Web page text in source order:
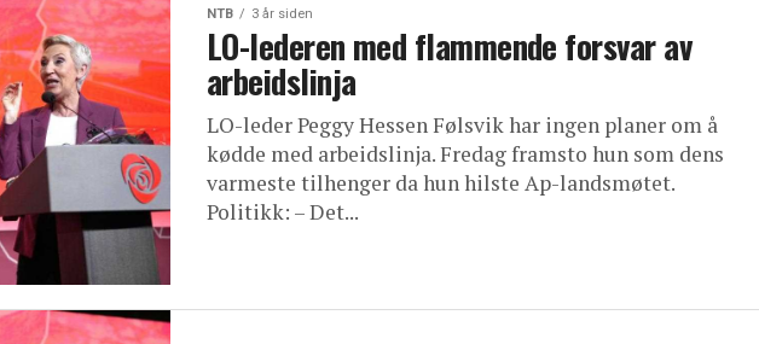
NTB 3 år siden
LO-lederen med flammende forsvar av
arbeidslinja
LO-leder Peggy Hessen Følsvik har ingen planer om å
kødde med arbeidslinja. Fredag framsto hun som dens
varmeste tilhenger da hun hilste Ap-landsmøtet.
Politikk: – Det...